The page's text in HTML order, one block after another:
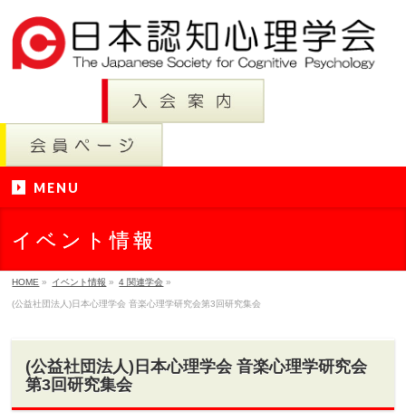
MENU
イベント情報
HOME » イベント情報 » 4 関連学会 »
(公益社団法人)日本心理学会 音楽心理学研究会第3回研究集会
(公益社団法人)日本心理学会 音楽心理学研究会
第3回研究集会